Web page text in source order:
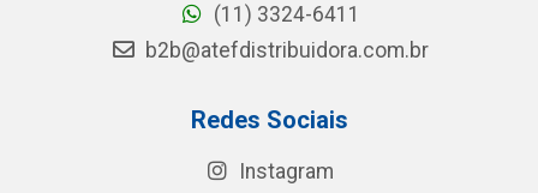
(11) 3324-6411
b2b@atefdistribuidora.com.br
Redes Sociais
Instagram